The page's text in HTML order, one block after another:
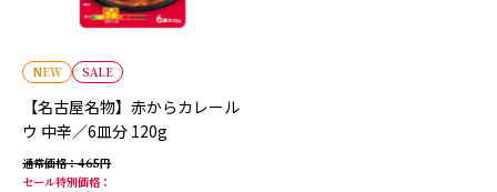
NEW SALE
【名古屋名物】赤からカレール
ウ 中辛／6皿分 120g
通常価格
465
セール特別価格